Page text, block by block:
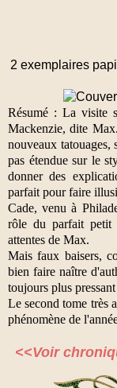
2 exemplaires
Résumé : La visite
Mackenzie, dite
nouveaux tatouages,
pas étendue sur le
donner des
parfait pour faire
Cade, venu à
rôle du parfait petit
attentes de Max.
Mais faux baisers,
bien faire naître
toujours plus
Le second tome très
phénomène de
<<Voir